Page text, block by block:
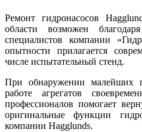
Ремонт гидронасосов
области возможен
специалистов компании
опытности прилагается
числе испытательный стенд.
При обнаружении малейших
работе агрегатов
профессионалов помогает
оригинальные функции
компании Hagglunds.